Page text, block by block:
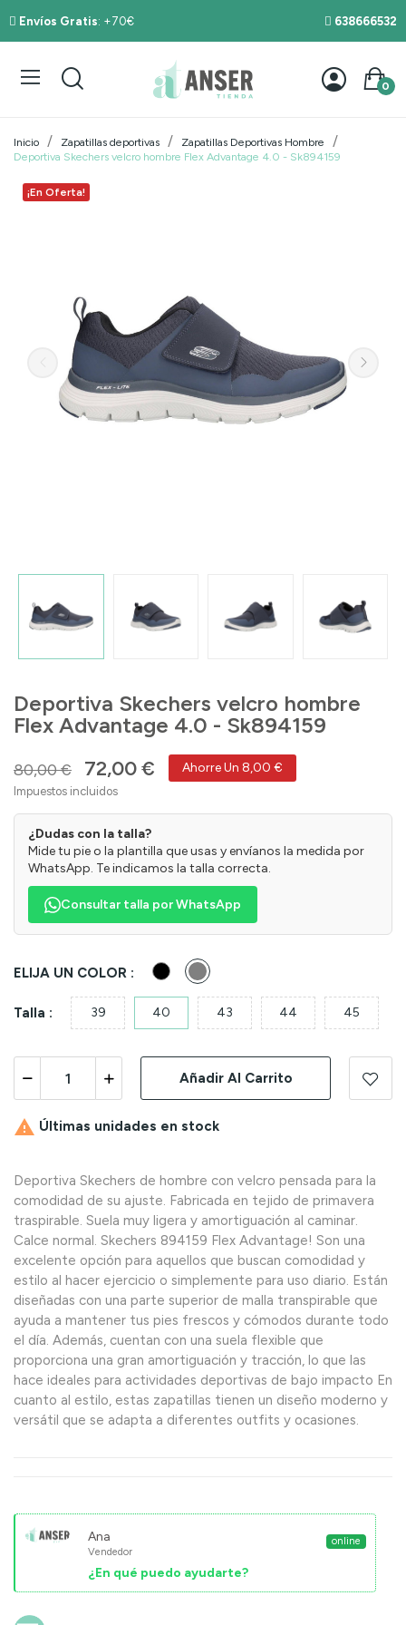
Envíos Gratis: +70€ 638666532
0
Inicio Zapatillas deportivas
Zapatillas Deportivas Hombre
Deportiva Skechers velcro hombre Flex Advantage 4.0 - Sk894159
¡En Oferta!
Deportiva Skechers velcro hombre
Flex Advantage 4.0 - Sk894159
80,00 € 72,00 € Ahorre Un 8,00 €
Impuestos incluidos
¿Dudas con la talla?
Mide tu pie o la plantilla que usas y envíanos la medida por
WhatsApp. Te indicamos la talla correcta.
Consultar talla por WhatsApp
ELIJA UN COLOR : NegroGris
Talla : 39 40 43 44 45
Añadir Al Carrito
 Últimas unidades en stock
Deportiva Skechers de hombre con velcro pensada para la
comodidad de su ajuste. Fabricada en tejido de primavera
traspirable. Suela muy ligera y amortiguación al caminar.
Calce normal. Skechers 894159 Flex Advantage! Son una
excelente opción para aquellos que buscan comodidad y
estilo al hacer ejercicio o simplemente para uso diario. Están
diseñadas con una parte superior de malla transpirable que
ayuda a mantener tus pies frescos y cómodos durante todo
el día. Además, cuentan con una suela flexible que
proporciona una gran amortiguación y tracción, lo que las
hace ideales para actividades deportivas de bajo impacto En
cuanto al estilo, estas zapatillas tienen un diseño moderno y
versátil que se adapta a diferentes outfits y ocasiones.
Ana
Vendedor
¿En qué puedo ayudarte?
online